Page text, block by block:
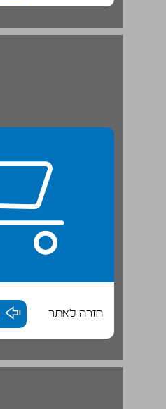
חזרה לאתר